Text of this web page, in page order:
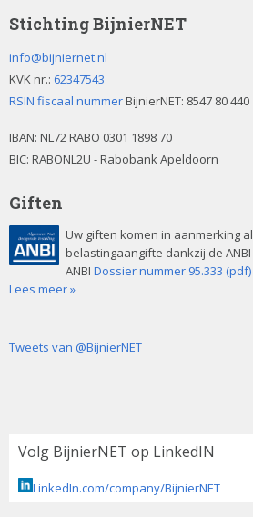
Stichting BijnierNET
info@bijniernet.nl
KVK nr.: 62347543
RSIN fiscaal nummerBijnierNET: 8547 80 440
IBAN: NL72 RABO 0301 1898 70
BIC: RABONL2U - Rabobank Apeldoorn
Giften
Uw giften komen in aanmerking
belastingaangifte dankzij de
ANBI Dossier nummer 95.333 (pdf)
Lees meer »
Tweets van @BijnierNET
Volg BijnierNET op LinkedIN
LinkedIn.com/company/BijnierNET